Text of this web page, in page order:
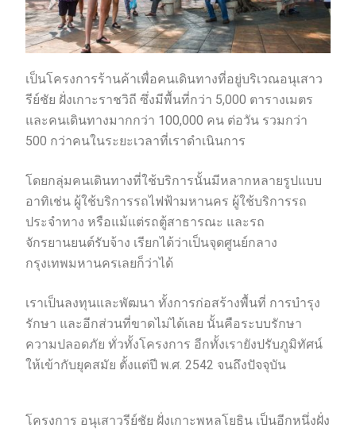
เป็นโครงการร้านค้าเพื่อคนเดินทางที่อยู่บริเวณอนุเสาว
รีย์ชัย ฝั่งเกาะราชวิถี ซึ่งมีพื้นที่กว่า 5,000 ตารางเมตร
และคนเดินทางมากกว่า 100,000 คน ต่อวัน รวมกว่า
500 กว่าคนในระยะเวลาที่เราดำเนินการ
โดยกลุ่มคนเดินทางที่ใช้บริการนั้นมีหลากหลายรูปแบบ
อาทิเช่น ผู้ใช้บริการรถไฟฟ้ามหานคร ผู้ใช้บริการรถ
ประจำทาง หรือแม้แต่รถตู้สาธารณะ และรถ
จักรยานยนต์รับจ้าง เรียกได้ว่าเป็นจุดศูนย์กลาง
กรุงเทพมหานครเลยก็ว่าได้
เราเป็นลงทุนและพัฒนา ทั้งการก่อสร้างพื้นที่ การบำรุง
รักษา และอีกส่วนที่ขาดไม่ได้เลย นั้นคือระบบรักษา
ความปลอดภัย ทั่วทั้งโครงการ อีกทั้งเรายังปรับภูมิทัศน์
ให้เข้ากับยุคสมัย ตั้งแต่ปี พ.ศ. 2542 จนถึงปัจจุบัน
โครงการ อนุเสาวรีย์ชัย ฝั่งเกาะพหลโยธิน เป็นอีกหนึ่งฝั่ง